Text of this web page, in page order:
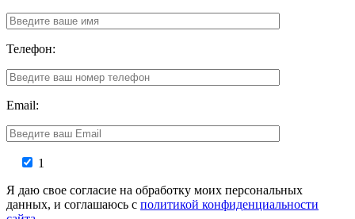
Телефон:
Email:
1
Я даю свое согласие на обработку моих персональных
данных, и соглашаюсь с политикой конфиденциальности